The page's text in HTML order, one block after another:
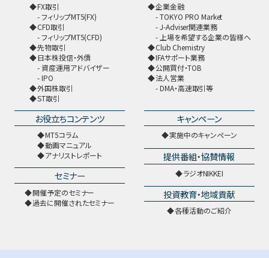
FX取引
フィリップMT5(FX)
CFD取引
フィリップMT5(CFD)
先物取引
日本株投信・外債
資産運用アドバイザー
IPO
外国株取引
ST取引
企業金融
TOKYO PRO Market
J-Adviser関連業務
上場を希望する企業の皆様へ
Club Chemistry
IFAサポート業務
公開買付・TOB
法人営業
DMA・高速取引等
お役立ちコンテンツ
MT5コラム
動画マニュアル
アナリストレポート
セミナー
開催予定のセミナー
過去に開催されたセミナー
キャンペーン
実施中のキャンペーン
提供番組・協賛情報
ラジオNIKKEI
投資教育・地域貢献
各種活動のご紹介